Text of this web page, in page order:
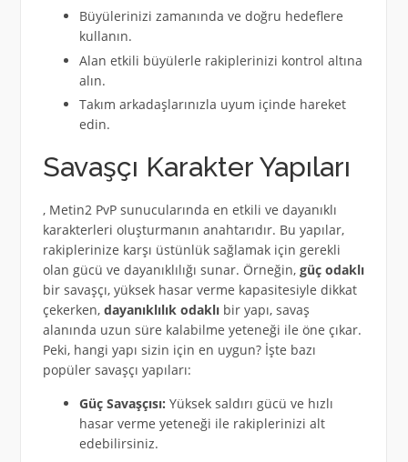
Büyülerinizi zamanında ve doğru hedeflere
kullanın.
Alan etkili büyülerle rakiplerinizi kontrol altına
alın.
Takım arkadaşlarınızla uyum içinde hareket
edin.
Savaşçı Karakter Yapıları
, Metin2 PvP sunucularında en etkili ve dayanıklı
karakterleri oluşturmanın anahtarıdır. Bu yapılar,
rakiplerinize karşı üstünlük sağlamak için gerekli
olan gücü ve dayanıklılığı sunar. Örneğin, güç odaklı
bir savaşçı, yüksek hasar verme kapasitesiyle dikkat
çekerken, dayanıklılık odaklıbir yapı, savaş
alanında uzun süre kalabilme yeteneği ile öne çıkar.
Peki, hangi yapı sizin için en uygun? İşte bazı
popüler savaşçı yapıları:
Güç Savaşçısı: Yüksek saldırı gücü ve hızlı
hasar verme yeteneği ile rakiplerinizi alt
edebilirsiniz.